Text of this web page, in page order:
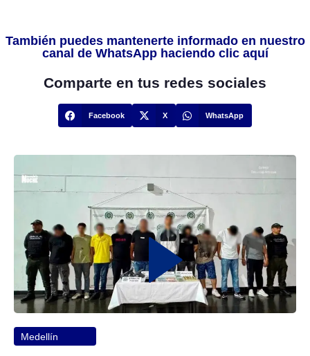
También puedes mantenerte informado en nuestro
canal de WhatsApp haciendo clic aquí
Comparte en tus redes sociales
Facebook X WhatsApp
Medellín